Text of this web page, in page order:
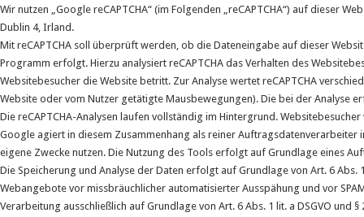
Wir nutzen „Google reCAPTCHA“ (im Folgenden „reCAPTCHA“) auf dieser
Dublin 4, Irland.
Mit reCAPTCHA soll überprüft werden, ob die Dateneingabe auf dieser
Programm erfolgt. Hierzu analysiert reCAPTCHA das Verhalten des
Websitebesucher die Website betritt. Zur Analyse wertet reCAPTCHA
Website oder vom Nutzer getätigte Mausbewegungen). Die bei der Analyse
Die reCAPTCHA-Analysen laufen vollständig im Hintergrund.
Google agiert in diesem Zusammenhang als reiner Auftragsdatenverarbeiter
eigene Zwecke nutzen. Die Nutzung des Tools erfolgt auf Grundlage eines
Die Speicherung und Analyse der Daten erfolgt auf Grundlage von Art. 6
Webangebote vor missbräuchlicher automatisierter Ausspähung und vor
Verarbeitung ausschließlich auf Grundlage von Art. 6 Abs. 1 lit. a DSGVO